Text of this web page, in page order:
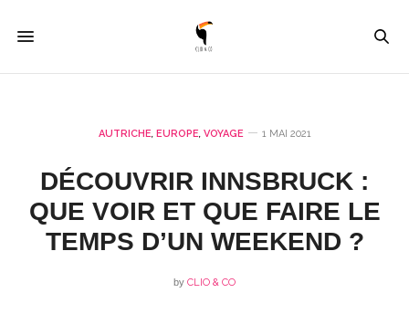
AUTRICHE, EUROPE, VOYAGE 1 MAI 2021
DÉCOUVRIR INNSBRUCK :
QUE VOIR ET QUE FAIRE LE
TEMPS D’UN WEEKEND ?
by CLIO & CO